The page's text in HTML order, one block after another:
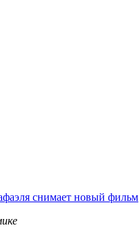
снимает новый фильм